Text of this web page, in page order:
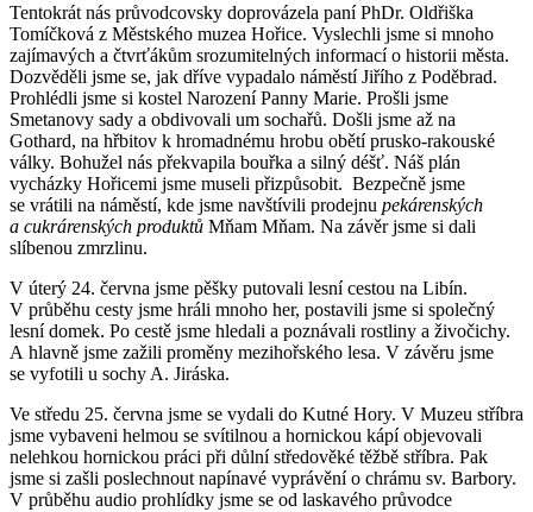
Tentokrát nás průvodcovsky doprovázela paní PhDr. Oldřiška
Tomíčková z Městského muzea Hořice. Vyslechli jsme si mnoho
zajímavých a čtvrťákům srozumitelných informací o historii města.
Dozvěděli jsme se, jak dříve vypadalo náměstí Jiřího z Poděbrad.
Prohlédli jsme si kostel Narození Panny Marie. Prošli jsme
Smetanovy sady a obdivovali um sochařů. Došli jsme až na
Gothard, na hřbitov k hromadnému hrobu obětí prusko-rakouské
války. Bohužel nás překvapila bouřka a silný déšť. Náš plán
vycházky Hořicemi jsme museli přizpůsobit. Bezpečně jsme
se vrátili na náměstí, kde jsme navštívili prodejnu pekárenských
a cukrárenských produktů Mňam Mňam. Na závěr jsme si dali
slíbenou zmrzlinu.
V úterý 24. června jsme pěšky putovali lesní cestou na Libín.
V průběhu cesty jsme hráli mnoho her, postavili jsme si společný
lesní domek. Po cestě jsme hledali a poznávali rostliny a živočichy.
A hlavně jsme zažili proměny mezihořského lesa. V závěru jsme
se vyfotili u sochy A. Jiráska.
Ve středu 25. června jsme se vydali do Kutné Hory. V Muzeu stříbra
jsme vybaveni helmou se svítilnou a hornickou kápí objevovali
nelehkou hornickou práci při důlní středověké těžbě stříbra. Pak
jsme si zašli poslechnout napínavé vyprávění o chrámu sv. Barbory.
V průběhu audio prohlídky jsme se od laskavého průvodce